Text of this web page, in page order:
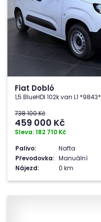
Fiat Dobló
1,5 BlueHDI 102k van L1 *9843*
738 100 Kč
459 000 Kč
Sleva: 182 710 Kč
Palivo:
Nafta
Převodovka: Manuální
Nájezd:
0 km